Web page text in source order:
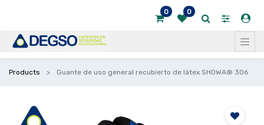
0 0
Products Guante de uso general recubierto de látex SHOWA® 306